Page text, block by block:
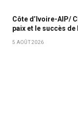
Côte d’Ivoire-AIP/
paix et le succès de
5 AOÛT 2026